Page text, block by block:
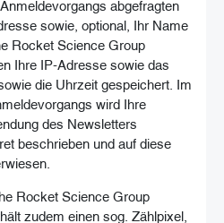
abgefragten
sowie, optional, Ihr Name
Rocket Science Group
Ihre IP-Adresse sowie das
die Uhrzeit gespeichert. Im
wird Ihre
des Newsletters
beschrieben und auf diese
Rocket Science Group
zudem einen sog. Zählpixel,